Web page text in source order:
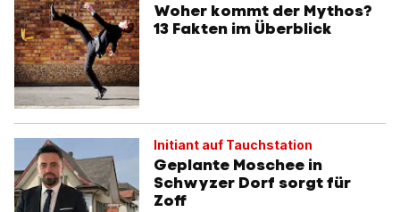
Woher kommt der Mythos?
13 Fakten im Überblick
Initiant auf Tauchstation
Geplante Moschee in
Schwyzer Dorf sorgt für
Zoff